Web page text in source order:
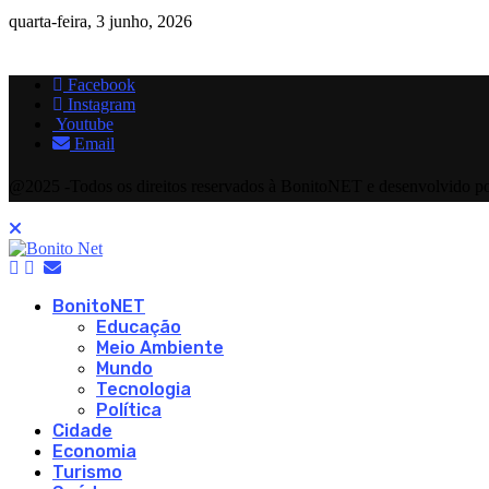
quarta-feira, 3 junho, 2026
Facebook
Instagram
Youtube
Email
BonitoNET
Educação
Meio Ambiente
Mundo
Tecnologia
Política
Cidade
Economia
Turismo